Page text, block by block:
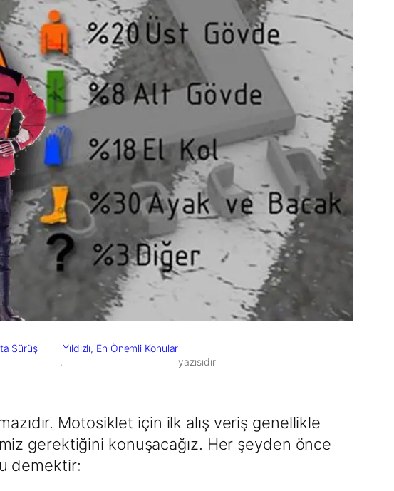
Sürüş
Yıldızlı, En Önemli Konular
yazısıdır
Motosiklet için ilk alış veriş genellikle
gerektiğini konuşacağız. Her şeyden önce
demektir: